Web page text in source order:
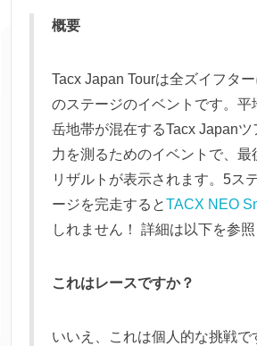
概要
Tacx Japan Tourは全ズイフタ
のステージのイベントです。平
岳地帯が混在するTacx Japanツ
力を測るためのイベントで、最
リザルトが表示されます。5ス
ージを完走するとTACX NEO
しれません！ 詳細は以下を参照
これはレースですか？
いいえ、これは個人的な挑戦で